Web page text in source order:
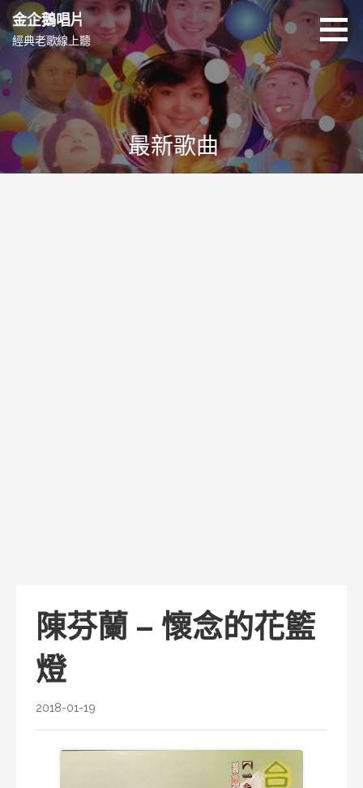
至
主
要
內
金企鵝唱片
經典老歌線上聽
最新歌曲
陳芬蘭 – 懷念的花籃
燈
2018-01-19